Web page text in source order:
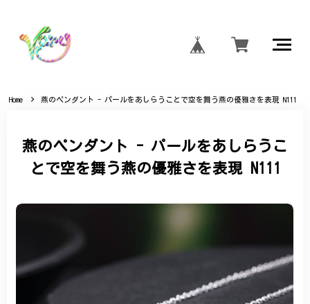
Home 燕のペンダント - パールをあしらうことで空を舞う燕の優雅さを表現 N111
燕のペンダント - パールをあしらうこ
とで空を舞う燕の優雅さを表現 N111